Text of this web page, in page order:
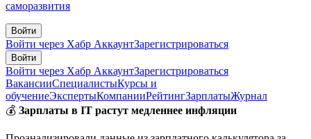
саморазвития
Войти
Войти через Хабр АккаунтЗарегистрироваться
Войти
Войти через Хабр АккаунтЗарегистрироваться
ВакансииСпециалистыКурсы и
обучениеЭкспертыКомпанииРейтингЗарплатыЖурнал
💰 Зарплаты в IT растут медленнее инфляции